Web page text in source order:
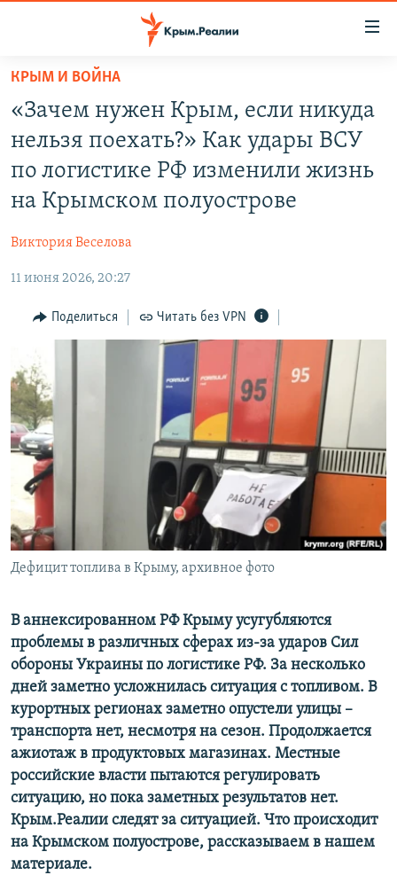
Вернуться
основному
содержанию
главной
Вернутся
СПЕЦПРОЕКТЫ
КАРТА ВОЕННЫХ ОБЪЕКТОВ КРЫМА
ИСТОРИЯ
ИНТЕРАКТИВ
ИНФОГРАФИКА
ТЕЛЕПРОЕКТ КРЫМ.РЕАЛИИ
СОВЕТЫ ПРАВОЗАЩИТНИКОВ
ПРОПАВШИЕ БЕЗ ВЕСТИ
ПОБЕДИТЕЛЕЙ НЕ СУДЯТ?
КРЫМ.НЕПОКОРЕННЫЙ
ELIFBE
УКРАИНСКАЯ ПРОБЛЕМА КРЫМА
РАДІО СВОБОДА
КАК ОБОЙТИ БЛОКИРОВКУ
Qırımtatar
ПРИСОЕДИНЯЙТЕСЬ!
Все сайты RFE/RL
КРЫМ И ВОЙНА
«Зачем нужен Крым, если никуда
нельзя поехать?» Как удары ВСУ
по логистике РФ изменили жизнь
на Крымском полуострове
Виктория Веселова
11 июня 2026, 20:27
Поделиться Читать без VPN
Дефицит топлива в Крыму, архивное фото
В аннексированном РФ Крыму усугубляются
проблемы в различных сферах из-за ударов Сил
обороны Украины по логистике РФ. За несколько
дней заметно усложнилась ситуация с топливом. В
курортных регионах заметно опустели улицы –
транспорта нет, несмотря на сезон. Продолжается
ажиотаж в продуктовых магазинах. Местные
российские власти пытаются регулировать
ситуацию, но пока заметных результатов нет.
Крым.Реалии следят за ситуацией. Что происходит
на Крымском полуострове, рассказываем в нашем
материале.